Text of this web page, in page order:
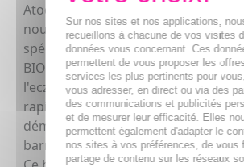
Atoderm Intensive Baume est un
nourrissant et anti-démangeaisons,
spécifiquement par le laboratoire
BIODERMA pour les peaux très
l'eczéma atopique. Ce soin de la
rapidement et durablement les
démangeaisons et renforce de
barrière cutanée.
Sur nos sites et nos applications,
recueillons à chacune de vos visites
données vous concernant. Ces
permettent de vous proposer les
services les plus pertinents pour
vous adresser, en direct ou via des
des communications et publicités
et de mesurer leur efficacité. Elles
permettent également d'adapter le
nos sites à vos préférences, de vous
partage de contenu sur les réseaux